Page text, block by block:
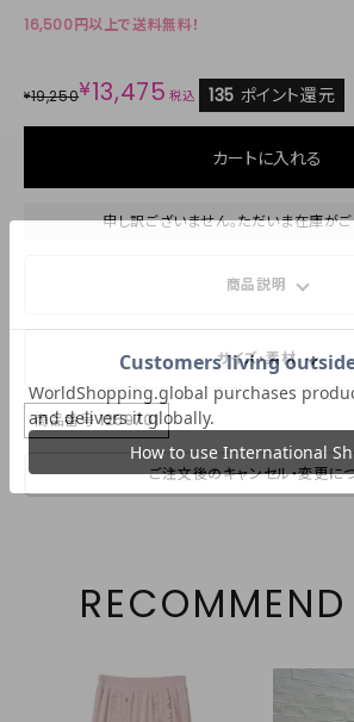
16,500円以上で送料無料！
¥19,250¥13,475 税込 135 ポイント還元
カートに入れる
申し訳ございません。ただいま在庫がご
商品説明
サイズ・素材
商品番号 1259701
ご注文後のキャンセル・変更に